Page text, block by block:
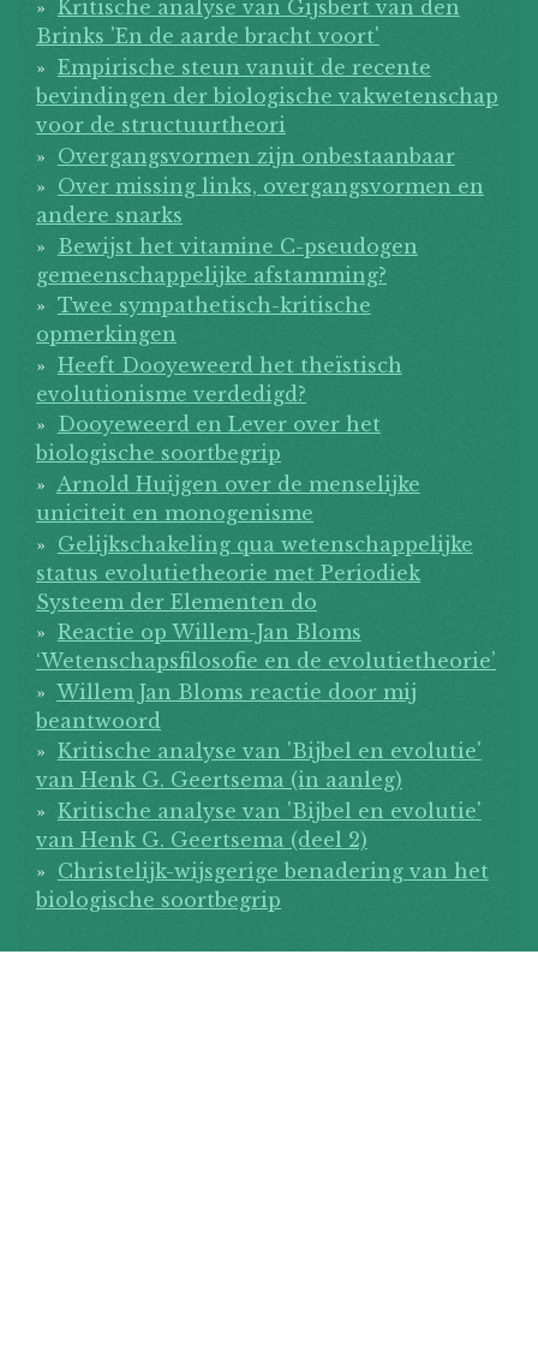
Kritische analyse van Gijsbert van den
Brinks 'En de aarde bracht voort'
Empirische steun vanuit de recente
bevindingen der biologische vakwetenschap
voor de structuurtheori
Overgangsvormen zijn onbestaanbaar
Over missing links, overgangsvormen en
andere snarks
Bewijst het vitamine C-pseudogen
gemeenschappelijke afstamming?
Twee sympathetisch-kritische
opmerkingen
Heeft Dooyeweerd het theïstisch
evolutionisme verdedigd?
Dooyeweerd en Lever over het
biologische soortbegrip
Arnold Huijgen over de menselijke
uniciteit en monogenisme
Gelijkschakeling qua wetenschappelijke
status evolutietheorie met Periodiek
Systeem der Elementen do
Reactie op Willem-Jan Bloms
‘Wetenschapsfilosofie en de evolutietheorie’
Willem Jan Bloms reactie door mij
beantwoord
Kritische analyse van 'Bijbel en evolutie'
van Henk G. Geertsema (in aanleg)
Kritische analyse van 'Bijbel en evolutie'
van Henk G. Geertsema (deel 2)
Christelijk-wijsgerige benadering van het
biologische soortbegrip